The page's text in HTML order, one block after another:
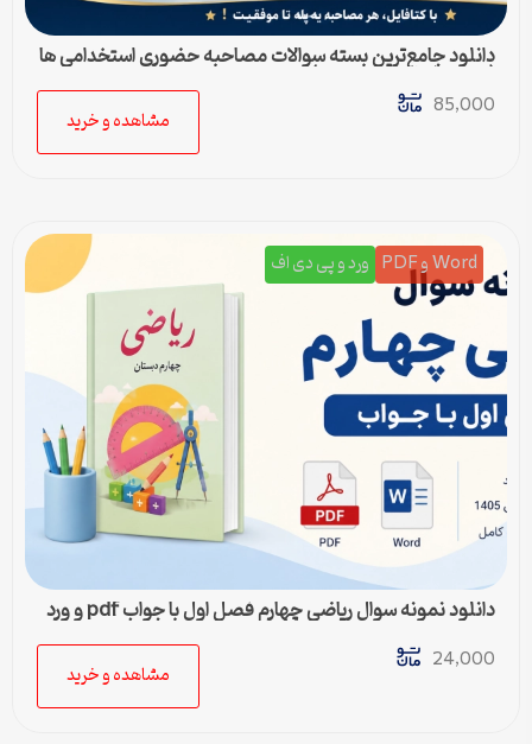
دانلود جامع‌ترین بسته سوالات مصاحبه حضوری استخدامی ها
85,000
مشاهده و خرید
Word و PDF ورد و پی دی اف
دانلود نمونه سوال ریاضی چهارم فصل اول با جواب pdf و ورد
24,000
مشاهده و خرید